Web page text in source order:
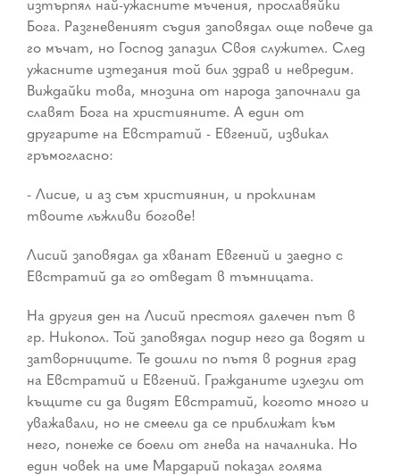
изтърпял най-ужасните мъчения, прославяйки
Бога. Разгневеният съдия заповядал още повече да
го мъчат, но Господ запазил Своя служител. След
ужасните изтезания той бил здрав и невредим.
Виждайки това, мнозина от народа започнали да
славят Бога на християните. А един от
другарите на Евстратий - Евгений, извикал
гръмогласно:
- Лисие, и аз съм християнин, и проклинам
твоите лъжливи богове!
Лисий заповядал да хванат Евгений и заедно с
Евстратий да го отведат в тъмницата.
На другия ден на Лисий престоял далечен път в
гр. Никопол. Той заповядал подир него да водят и
затворниците. Те дошли по пътя в родния град
на Евстратий и Евгений. Гражданите излезли от
къщите си да видят Евстратий, когото много и
уважавали, но не смеели да се приближат към
него, понеже се боели от гнева на началника. Но
един човек на име Мардарий показал голяма